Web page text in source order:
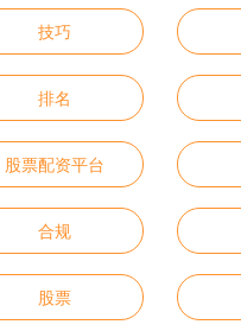
技巧
排名
股票配资平台
合规
股票